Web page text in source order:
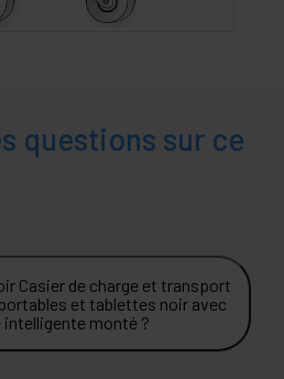
questions sur ce
Casier de charge et transport
et tablettes noir avec
monté ?